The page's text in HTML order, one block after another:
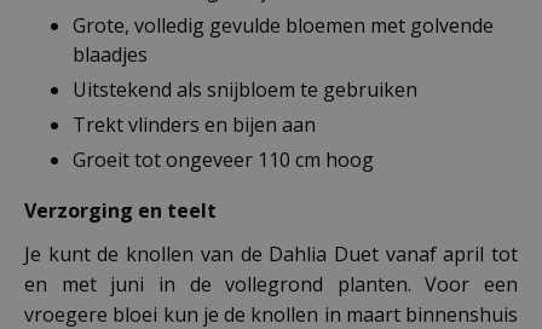
Grote, volledig gevulde bloemen met golvende
blaadjes
Uitstekend als snijbloem te gebruiken
Trekt vlinders en bijen aan
Groeit tot ongeveer 110 cm hoog
Verzorging en teelt
Je kunt de knollen van de Dahlia Duet vanaf april tot
en met juni in de vollegrond planten. Voor een
vroegere bloei kun je de knollen in maart binnenshuis